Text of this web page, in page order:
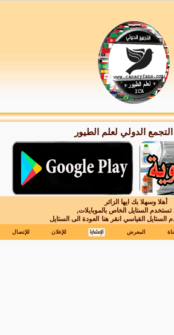
الدولي لعلم الطيور
أهلا وسهلا بك ايها الزائر
تستخدم الستايل الخاص بالموبايلات,
الستايل القياسي انقر هنا العودة الى الستايل
المعرض للإعلان للإتصال